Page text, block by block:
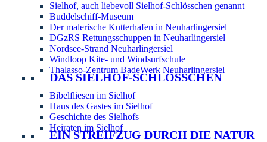
Sielhof, auch liebevoll Sielhof-Schlösschen genannt
Buddelschiff-Museum
Der malerische Kutterhafen in Neuharlingersiel
DGzRS Rettungsschuppen in Neuharlingersiel
Nordsee-Strand Neuharlingersiel
Windloop Kite- und Windsurfschule
Thalasso-Zentrum BadeWerk Neuharlingersiel
DAS SIELHOF-SCHLÖSSCHEN
Bibelfliesen im Sielhof
Haus des Gastes im Sielhof
Geschichte des Sielhofs
Heiraten im Sielhof
EIN STREIFZUG DURCH DIE NATUR